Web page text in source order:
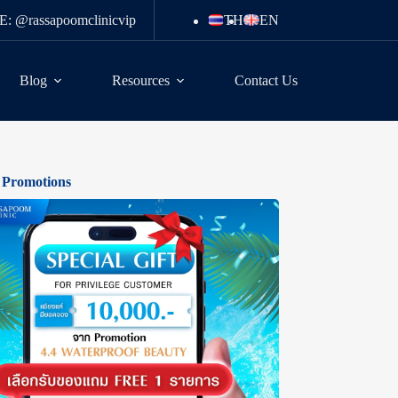
@rassapoomclinicvip TH EN
Blog Resources Contact Us